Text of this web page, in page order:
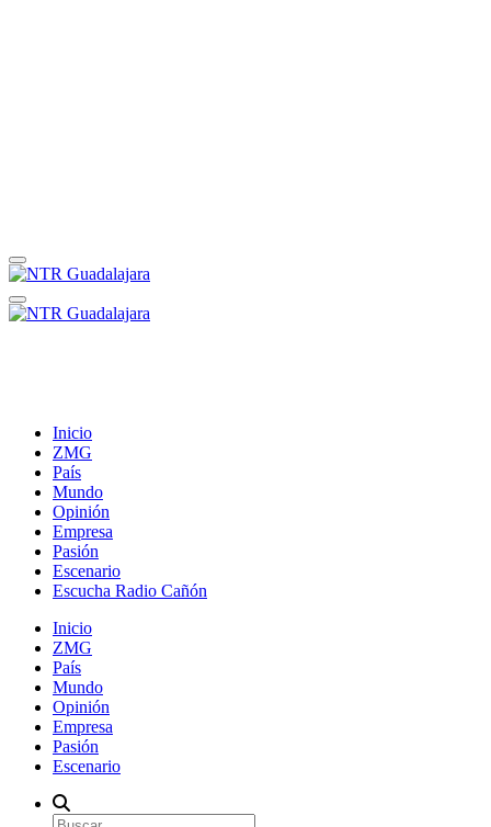
Inicio
ZMG
País
Mundo
Opinión
Empresa
Pasión
Escenario
Escucha Radio Cañón
Inicio
ZMG
País
Mundo
Opinión
Empresa
Pasión
Escenario